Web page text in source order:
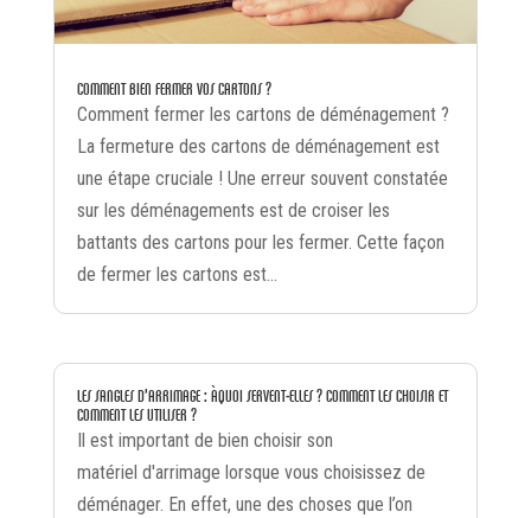
COMMENT BIEN FERMER VOS CARTONS ?
Comment fermer les ​cartons de déménagement ?
La fermeture des ​cartons de déménagement ​est
une étape cruciale ! Une erreur souvent constatée
sur les déménagements est de croiser les
battants des cartons pour les fermer. Cette façon
de fermer les cartons est...
LES SANGLES D’ARRIMAGE : À QUOI SERVENT-ELLES ? COMMENT LES CHOISIR ET
COMMENT LES UTILISER ?
Il est important de bien choisir son
matériel d'arrimage lorsque vous choisissez de
déménager. En effet, une des choses que l’on